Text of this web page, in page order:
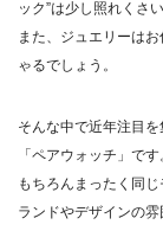
ック”は少し照れくさい
また、ジュエリーは
ゃるでしょう。
そんな中で近年注目
「ペアウォッチ」です
もちろんまったく同
ランドやデザインの